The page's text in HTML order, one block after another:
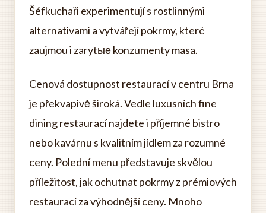
Šéfkuchaři experimentují s rostlinnými
alternativami a vytvářejí pokrmy, které
zaujmou i zarytые konzumenty masa.
Cenová dostupnost restaurací v centru Brna
je překvapivě široká. Vedle luxusních fine
dining restaurací najdete i příjemné bistro
nebo kavárnu s kvalitním jídlem za rozumné
ceny. Polední menu představuje skvělou
příležitost, jak ochutnat pokrmy z prémiových
restaurací za výhodnější ceny. Mnoho